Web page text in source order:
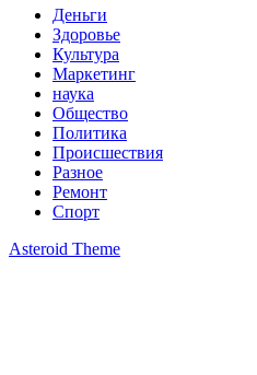
Деньги
Здоровье
Культура
Маркетинг
наука
Общество
Политика
Происшествия
Разное
Ремонт
Спорт
Asteroid Theme